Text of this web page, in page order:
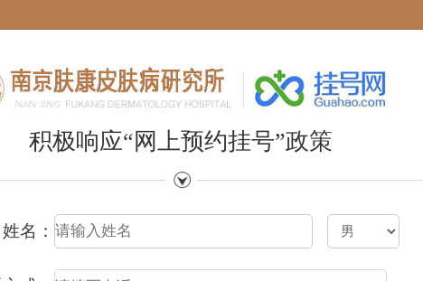
积极响应“网上预约挂号”政策
姓名：